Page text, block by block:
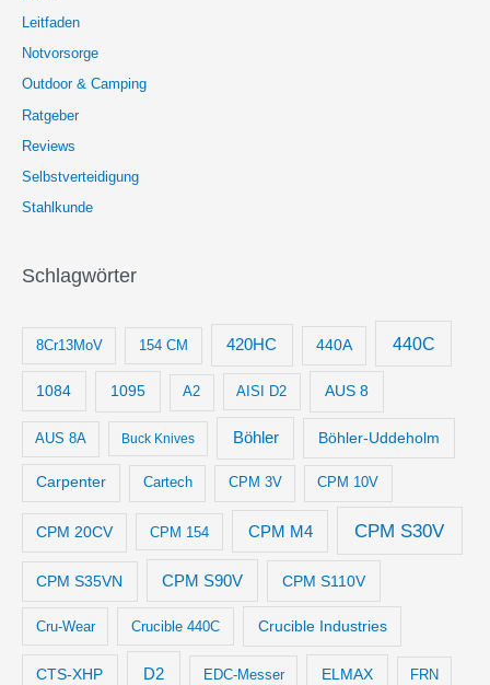
Leitfaden
Notvorsorge
Outdoor & Camping
Ratgeber
Reviews
Selbstverteidigung
Stahlkunde
Schlagwörter
8Cr13MoV 154 CM 420HC 440A 440C
1084 1095 A2 AISI D2 AUS 8
AUS 8A Buck Knives Böhler Böhler-Uddeholm
Carpenter Cartech CPM 3V CPM 10V
CPM 20CV CPM 154 CPM M4 CPM S30V
CPM S35VN CPM S90V CPM S110V
Cru-Wear Crucible 440C Crucible Industries
CTS-XHP D2 EDC-Messer ELMAX FRN